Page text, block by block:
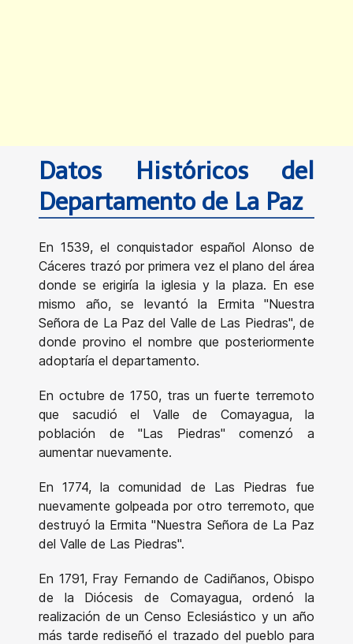
Datos Históricos del
Departamento de La Paz
En 1539, el conquistador español Alonso de
Cáceres trazó por primera vez el plano del área
donde se erigiría la iglesia y la plaza. En ese
mismo año, se levantó la Ermita "Nuestra
Señora de La Paz del Valle de Las Piedras", de
donde provino el nombre que posteriormente
adoptaría el departamento.
En octubre de 1750, tras un fuerte terremoto
que sacudió el Valle de Comayagua, la
población de "Las Piedras" comenzó a
aumentar nuevamente.
En 1774, la comunidad de Las Piedras fue
nuevamente golpeada por otro terremoto, que
destruyó la Ermita "Nuestra Señora de La Paz
del Valle de Las Piedras".
En 1791, Fray Fernando de Cadiñanos, Obispo
de la Diócesis de Comayagua, ordenó la
realización de un Censo Eclesiástico y un año
más tarde rediseñó el trazado del pueblo para